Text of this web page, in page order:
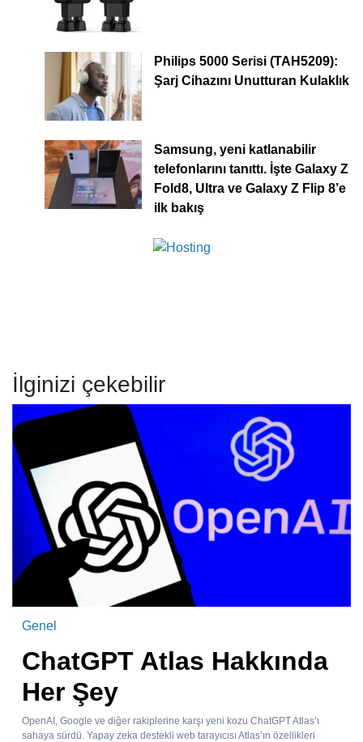
Philips 5000 Serisi (TAH5209):
Şarj Cihazını Unutturan Kulaklık
Samsung, yeni katlanabilir
telefonlarını tanıttı. İşte Galaxy Z
Fold8, Ultra ve Galaxy Z Flip 8’e
ilk bakış
İlginizi çekebilir
Genel
ChatGPT Atlas Hakkında
Her Şey
OpenAI, Google ve diğer rakiplerine karşı yeni kozu ChatGPT Atlas’ı
sahaya sürdü. Yapay zeka destekli web tarayıcısı Atlas’ın özellikleri